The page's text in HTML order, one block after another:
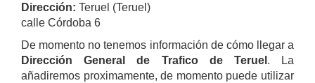
Dirección: Teruel (Teruel)
calle Córdoba 6
De momento no tenemos información de cómo llegar a
Dirección General de Trafico de Teruel . La
añadiremos proximamente, de momento puede utilizar